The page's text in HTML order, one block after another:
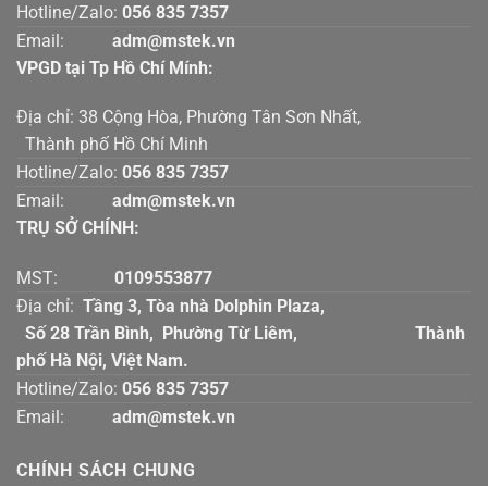
Hotline/Zalo: 056 835 7357
Email:
adm@mstek.vn
VPGD tại Tp Hồ Chí Mính:
Địa chỉ: 38 Cộng Hòa, Phường Tân Sơn Nhất,
Thành phố Hồ Chí Minh
Hotline/Zalo: 056 835 7357
Email:
adm@mstek.vn
TRỤ SỞ CHÍNH:
MST: 0109553877
Địa chỉ: Tầng 3, Tòa nhà Dolphin Plaza,
Số 28 Trần Bình, Phường Từ Liêm, Thành
phố Hà Nội, Việt Nam.
Hotline/Zalo: 056 835 7357
Email:
adm@mstek.vn
CHÍNH SÁCH CHUNG